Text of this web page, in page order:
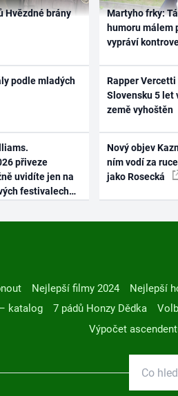
Hvězdné brány
podle mladých
přiveze
uvidíte jen na
festivalech
Martyho frky:
humoru málem
vypráví
Rapper
Slovensku 5 let
země vyhoštěn
Nový objev
ním vodí za
jako Rosecká
Nejlepší filmy 2024 Nejlepší
katalog
7 pádů Honzy Dědka
Výpočet